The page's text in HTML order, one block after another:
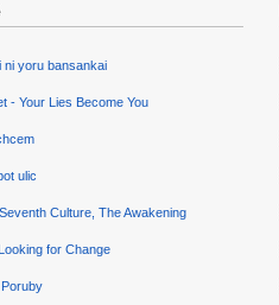
ni yoru bansankai
- Your Lies Become You
ulic
Culture, The Awakening
for Change